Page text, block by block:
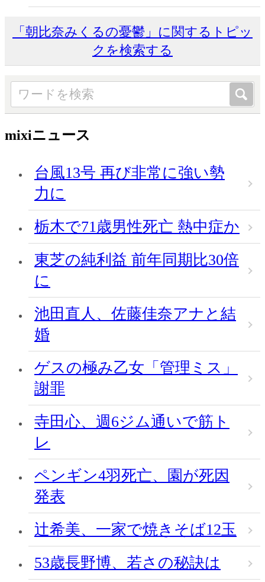
「朝比奈みくるの憂鬱」に関するトピッ
クを検索する
mixiニュース
台風13号 再び非常に強い勢
力に
栃木で71歳男性死亡 熱中症か
東芝の純利益 前年同期比30倍
に
池田直人、佐藤佳奈アナと結
婚
ゲスの極み乙女「管理ミス」
謝罪
寺田心、週6ジム通いで筋ト
レ
ペンギン4羽死亡、園が死因
発表
辻希美、一家で焼きそば12玉
53歳長野博、若さの秘訣は